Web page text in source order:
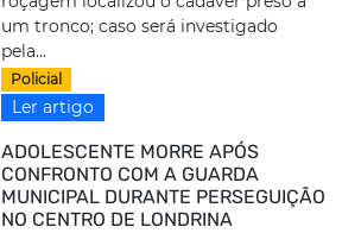
um tronco; caso será investigado
pela...
Policial
Ler artigo
ADOLESCENTE MORRE APÓS
CONFRONTO COM A GUARDA
MUNICIPAL DURANTE PERSEGUIÇÃO
NO CENTRO DE LONDRINA